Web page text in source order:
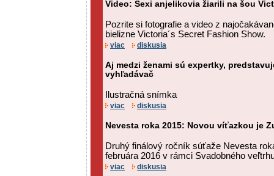
Video: Sexi anjelikovia žiarili na šou
Pozrite si fotografie a video z
bielizne Victoria´s Secret Fashion Show.
viac diskusia
Aj medzi ženami sú expertky,
vyhľadávač
Ilustračná snímka
viac diskusia
Nevesta roka 2015: Novou víťazkou je
Druhý finálový ročník súťaže Nevesta
februára 2016 v rámci Svadobného
viac diskusia